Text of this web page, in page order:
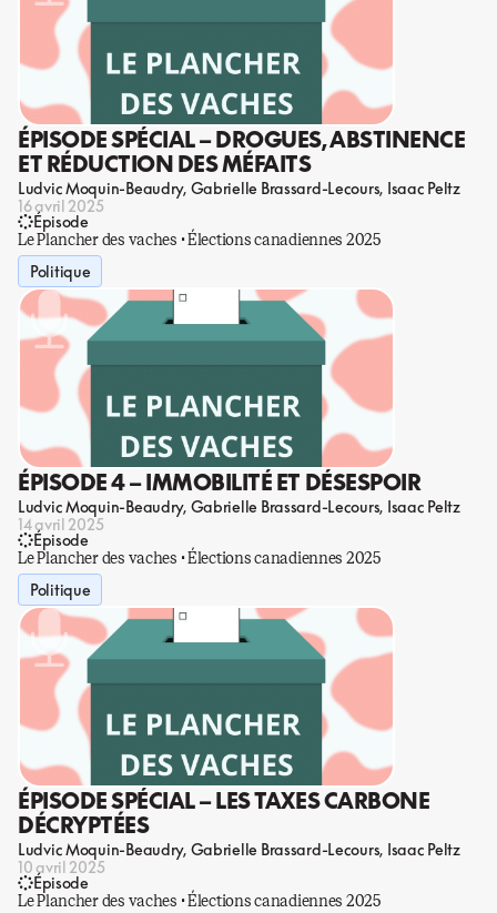
ÉPISODE SPÉCIAL – DROGUES, ABSTINENCE
ET RÉDUCTION DES MÉFAITS
Ludvic Moquin-Beaudry Gabrielle Brassard-Lecours Isaac Peltz
16 avril 2025
Épisode
Le Plancher des vaches · Élections canadiennes 2025
Politique
ÉPISODE 4 – IMMOBILITÉ ET DÉSESPOIR
Ludvic Moquin-Beaudry Gabrielle Brassard-Lecours Isaac Peltz
14 avril 2025
Épisode
Le Plancher des vaches · Élections canadiennes 2025
Politique
ÉPISODE SPÉCIAL – LES TAXES CARBONE
DÉCRYPTÉES
Ludvic Moquin-Beaudry Gabrielle Brassard-Lecours Isaac Peltz
10 avril 2025
Épisode
Le Plancher des vaches · Élections canadiennes 2025